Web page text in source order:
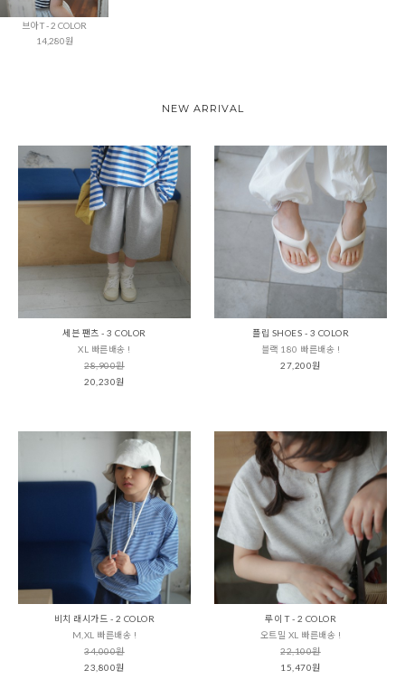
브아 T - 2 COLOR
14,280원
NEW ARRIVAL
세븐 팬츠 - 3 COLOR
XL 빠른배송 !
28,900원
20,230원
플립 SHOES - 3 COLOR
블랙 180 빠른배송 !
27,200원
비치 래시가드 - 2 COLOR
M,XL 빠른배송 !
34,000원
23,800원
루이 T - 2 COLOR
오트밀 XL 빠른배송 !
22,100원
15,470원